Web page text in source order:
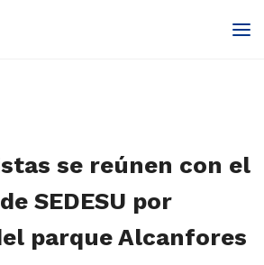
se reúnen con el
SEDESU por
parque Alcanfores